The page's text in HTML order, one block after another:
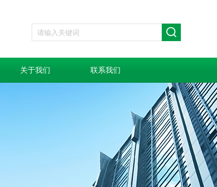
关于我们 联系我们